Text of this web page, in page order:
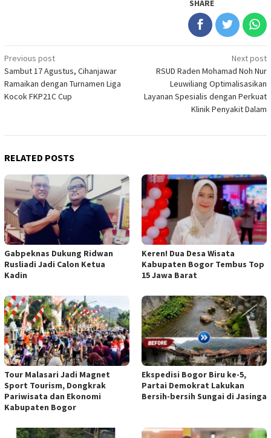
SHARE
Post
navigation
Previous post
Sambut 17 Agustus, Cihanjawar
Ramaikan dengan Turnamen Liga
Kocok FKP21C Cup
Next post
RSUD Raden Mohamad Noh Nur
Leuwiliang Optimalisasikan
Layanan Spesialis dengan Perkuat
Klinik Penyakit Dalam
RELATED POSTS
Gabpeknas Dukung Ridwan
Rusliadi Jadi Calon Ketua
Kadin
Keren! Dua Desa Wisata
Kabupaten Bogor Tembus Top
15 Jawa Barat
Tour Malasari Jadi Magnet
Sport Tourism, Dongkrak
Pariwisata dan Ekonomi
Kabupaten Bogor
Ekspedisi Bogor Biru ke-5,
Partai Demokrat Lakukan
Bersih-bersih Sungai di Jasinga